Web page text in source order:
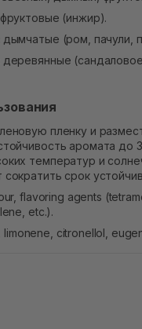
фруктовые (инжир).
дымчатые (ром, пачули,
деревянные
пленку и
аромата до
температур и
срок
flavoring agents
etc.).
limonene, citronellol,